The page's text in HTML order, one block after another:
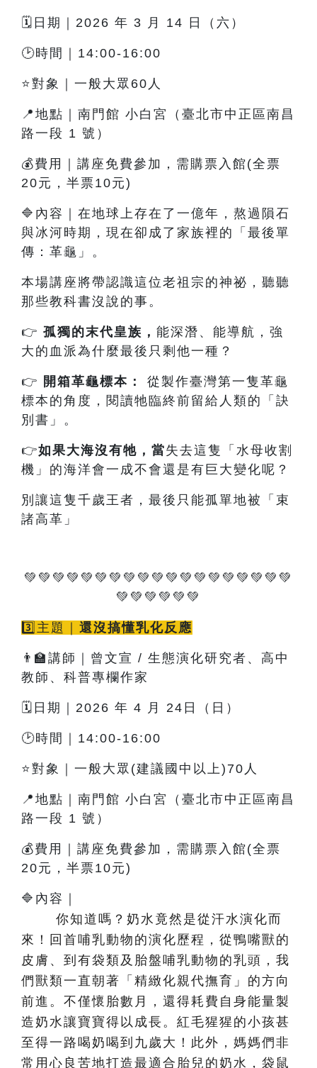
🗓️日期｜2026 年 3 月 14 日（六）
🕑時間｜14:00-16:00
⭐對象｜一般大眾60人
📍地點｜南門館 小白宮（臺北市中正區南昌
路一段 1 號）
💰費用｜講座免費參加，需購票入館(全票
20元，半票10元)
🔷內容 ｜ 在地球上存在了一億年，熬過隕石
與冰河時期，現在卻成了家族裡的「最後單
傳：革龜」。
本場講座將帶認識這位老祖宗的神祕，聽聽
那些教科書沒說的事。
👉 孤獨的末代皇族 ， 能深潛、能導航，強
大的血派為什麼最後只剩他一種？
👉 開箱革龜標本：
從製作臺灣第一隻革龜
標本的角度，閱讀牠臨終前留給人類的「訣
別書」。
👉如果大海沒有牠 ，當失去這隻「水母收割
機」的海洋會一成不會還是有巨大變化呢？
別讓這隻千歲王者，最後只能孤單地被「束
諸高革」
💚💚💚💚💚💚💚💚💚💚💚💚💚💚💚💚💚💚💚
💚💚💚💚💚💚
3️⃣主題｜ 還沒搞懂乳化反應
👨‍🏫講師｜曾文宣 / 生態演化研究者、高中
教師、科普專欄作家
🗓️日期｜2026 年 4 月 24日（日）
🕑時間｜14:00-16:00
⭐對象｜一般大眾(建議國中以上)70人
📍地點｜南門館 小白宮（臺北市中正區南昌
路一段 1 號）
💰費用｜講座免費參加，需購票入館(全票
20元，半票10元)
🔷內容 ｜
你知道嗎？奶水竟然是從汗水演化而
來！回首哺乳動物的演化歷程，從鴨嘴獸的
皮膚、到有袋類及胎盤哺乳動物的乳頭，我
們獸類一直朝著「精緻化親代撫育」的方向
前進。不僅懷胎數月，還得耗費自身能量製
造奶水讓寶寶得以成長。紅毛猩猩的小孩甚
至得一路喝奶喝到九歲大！此外，媽媽們非
常用心良苦地打造最適合胎兒的奶水，袋鼠